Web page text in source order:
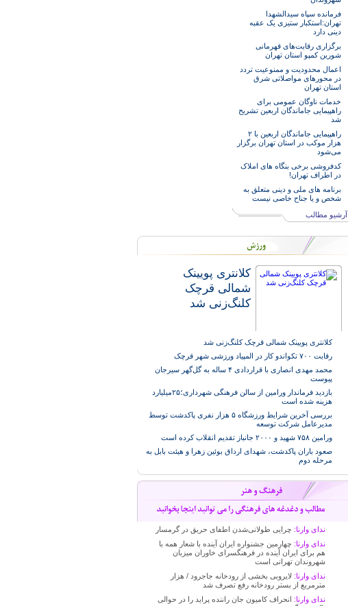
فرمانده سپاه سیدالشهدا
تهران:استکبار ستیزی یک عقبه
دینی دارد
برگزاری رقابت‌های قهرمانی
شورین کمپو استان تهران
اعمال محدودیت و ممنوعیت تردد
در محورهای مواصلاتی شرق
استان تهران
خدمات‌ ناوگان عمومی برای
راهپیمایی جاماندگان اربعین تشریح
شد
راهپیمایی جاماندگان اربعین با ۲
هزار موکب در استان تهران برگزار
می‌شود
کدفروشی برخی بنگاه های املاک
در اطراف تهران!
برنامه های ملی و دینی متعلق به
شخص و یا جناح خاصی نیست
آرشیو مطالب
کلانتری پویینک
شمالی قرچک
کلنگ‌زنی شد
کلانتری پویینک شمالی قرچک کلنگ‌زنی شد
رقابت ۷۰۰ تکواندو کار در المپیاد ورزشی شهر قرچک
محمد مهدی انصاری با قراردادی ۴ ساله به گل‌گهر سیرجان
پیوست
بازدید فرماندار ورامین از سالن فرهنگی شهرداری؛۲۵میلیارد
هزینه شده است
بررسی آخرین شرایط ورزشگاه ۵ هزار نفری پاکدشت توسط
مدیرعامل شرکت توسعه
ورامین ۷۵۸ شهید و ۲۰۰۰ جانباز تقدیم انقلاب کرده است
صعود باران پاکدشت، شهدای ارداق بوئین زهرا و هیئت بابل به
مرحله دوم
ندای وارنا: چرایی طولانی‌شدن اطفای حریق در گرمسار
ندای وارنا: چهارمین جشنواره ایران آینده با شعار همه با
هم برای ایران آینده در فرهنگسرای خاوران میزبان
شهروندان تهرانی است
ندای وارنا: لایروبی بخشی از رودخانه جاجرود / هزار
مترمربع از بستر رودخانه رفع تصرف شد
ندای وارنا: انحراف کامیون جان راننده پراید را در حوالی